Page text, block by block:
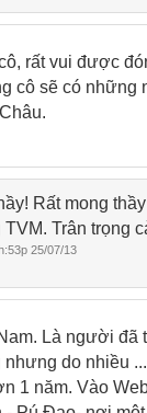
rất vui được
cô sẽ có những
Rất mong
Trân trọng
25/07/13
Là người đã
nhưng do nhiều
1 năm. Vào